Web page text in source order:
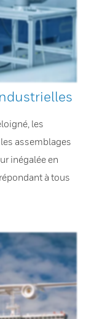
les
assemblages
inégalée en
à tous